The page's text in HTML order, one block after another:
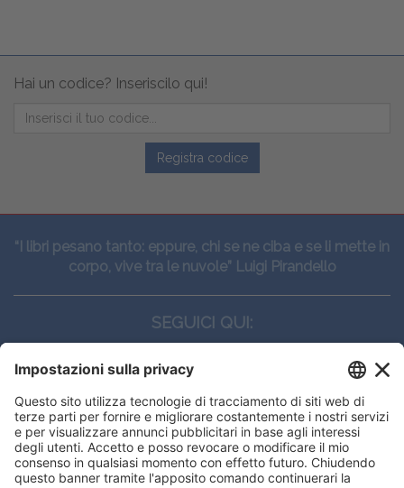
Hai un codice? Inseriscilo qui!
Registra codice
“I libri pesano tanto: eppure, chi se ne ciba e se li mette in
corpo, vive tra le nuvole” Luigi Pirandello
SEGUICI QUI:
CONTATTI
Edi.Ermes srl
Viale E. Forlanini, 21 - 20134, Milano